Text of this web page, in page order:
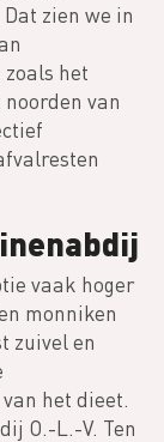
zien we in
het
van
vaak hoger
monniken
zuivel en
het dieet.
O.-L.-V. Ten